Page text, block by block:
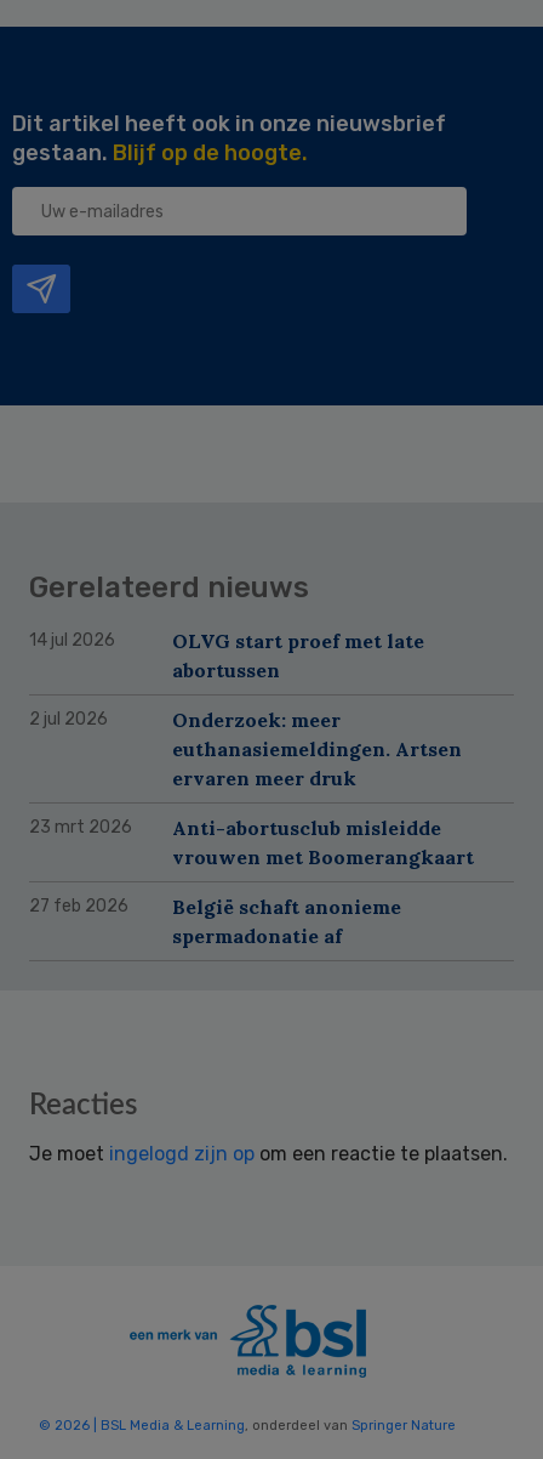
Dit artikel heeft ook in onze nieuwsbrief
gestaan. Blijf op de hoogte.
Uw
Gerelateerd nieuws
14 jul 2026
OLVG start proef met late
abortussen
2 jul 2026
Onderzoek: meer
euthanasiemeldingen. Artsen
ervaren meer druk
23 mrt 2026
Anti-abortusclub misleidde
vrouwen met Boomerangkaart
27 feb 2026
België schaft anonieme
spermadonatie af
Reader
Reacties
Je moet ingelogd zijn op om een reactie te plaatsen.
© 2026 | BSL Media & Learning, onderdeel van Springer Nature